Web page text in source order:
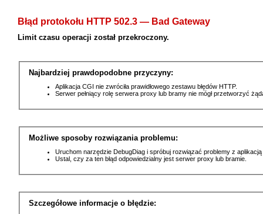
Błąd protokołu HTTP 502.3 — Bad Gateway
Limit czasu operacji został przekroczony.
Najbardziej prawdopodobne przyczyny:
Aplikacja CGI nie zwróciła prawidłowego zestawu błędów HTTP.
Serwer pełniący rolę serwera proxy lub bramy nie mógł przetworzyć
Możliwe sposoby rozwiązania problemu:
Uruchom narzędzie DebugDiag i spróbuj rozwiązać problemy z
Ustal, czy za ten błąd odpowiedzialny jest serwer proxy lub bramie.
Szczegółowe informacje o błędzie: